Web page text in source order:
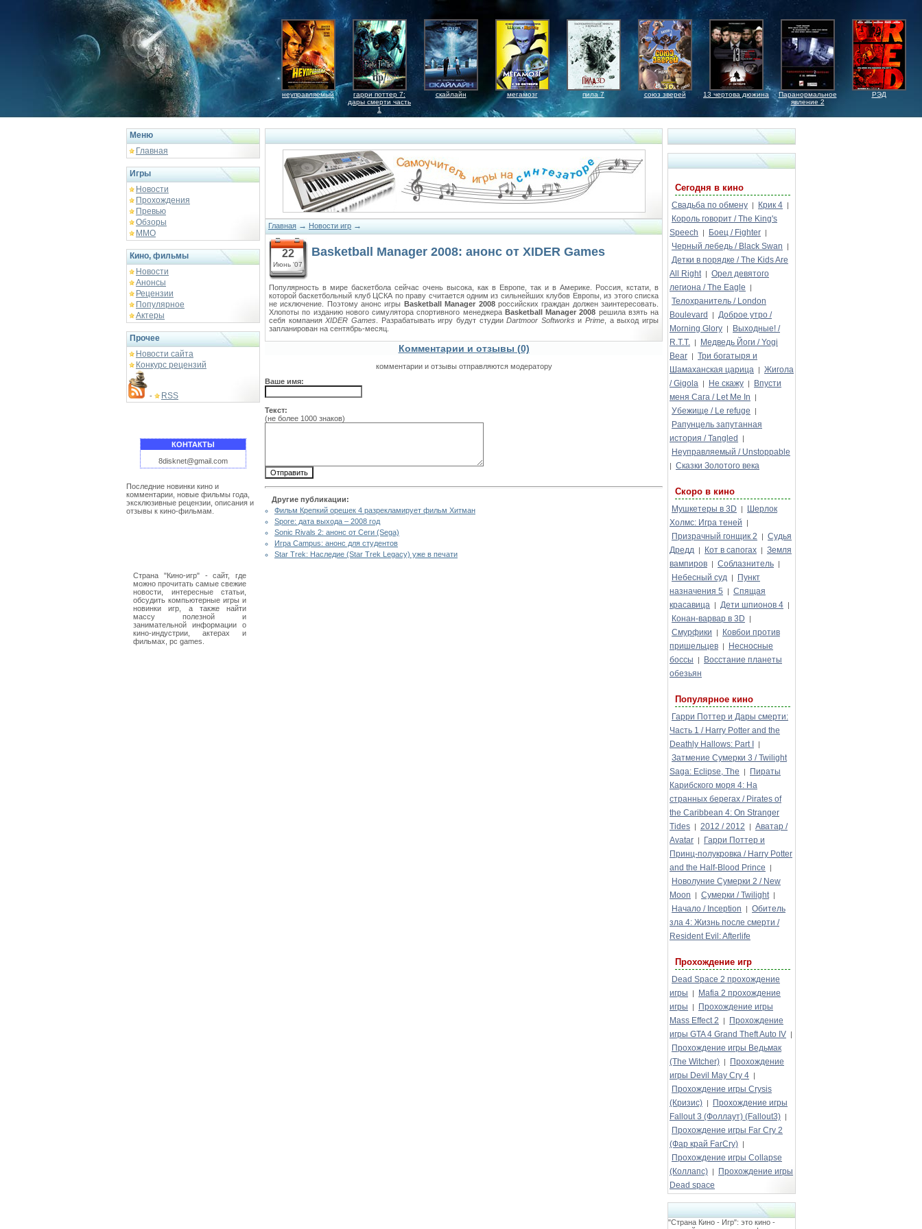
неуправляемый
гарри поттер 7:
дары смерти часть
1
скайлайн мегамозг пила 7 союз зверей 13 чертова дюжина
Паранормальное
явление 2
РЭД
Меню
Главная
Игры
Новости
Прохождения
Превью
Обзоры
ММО
Кино, фильмы
Новости
Анонсы
Рецензии
Популярное
Актеры
Прочее
Новости сайта
Конкурс рецензий
- RSS
КОНТАКТЫ
8disknet@gmail.com
Последние новинки кино и
комментарии, новые фильмы года,
эксклюзивные рецензии, описания и
отзывы к кино-фильмам.
Страна "Кино-игр" - сайт, где
можно прочитать самые свежие
новости, интересные статьи,
обсудить компьютерные игры и
новинки игр, а также найти
массу полезной и
занимательной информации о
кино-индустрии, актерах и
фильмах, pc games.
Главная → Новости игр →
22
Июнь '07
Basketball Manager 2008: анонс от XIDER Games
Популярность в мире баскетбола сейчас очень высока, как в Европе, так и в Америке. Россия, кстати, в
которой баскетбольный клуб ЦСКА по праву считается одним из сильнейших клубов Европы, из этого списка
не исключение. Поэтому анонс игры Basketball Manager 2008российских граждан должен заинтересовать.
Хлопоты по изданию нового симулятора спортивного менеджера Basketball Manager 2008 решила взять на
себя компания XIDER Games. Разрабатывать игру будут студииDartmoor SoftworksиPrime , а выход игры
запланирован на сентябрь-месяц.
Комментарии и отзывы (0)
комментарии и отзывы отправляются модератору
Ваше имя:
Текст:
(не более 1000 знаков)
Другие публикации:
Фильм Крепкий орешек 4 разрекламирует фильм Хитман
Spore: дата выхода – 2008 год
Sonic Rivals 2: анонс от Сеги (Sega)
Игра Campus: анонс для студентов
Star Trek: Наследие (Star Trek Legacy) уже в печати
Сегодня в кино
Свадьба по обмену | Крик 4 |
Король говорит / The King's
Speech
| Боец / Fighter |
Черный лебедь / Black Swan |
Детки в порядке / The Kids Are
All Right | Орел девятого
легиона / The Eagle
|
Телохранитель / London
Boulevard
| Доброе утро /
Morning Glory |
Выходные! /
R.T.T. |
Медведь Йоги / Yogi
Bear | Три богатыря и
Шамаханская царица | Жигола
/ Gigola | Не скажу |
Впусти
меня Сага / Let Me In
|
Убежище / Le refuge |
Рапунцель запутанная
история / Tangled
|
Неуправляемый / Unstoppable
| Сказки Золотого века
Скоро в кино
Мушкетеры в 3D |
Шерлок
Холмс: Игра теней
|
Призрачный гонщик 2 | Судья
Дредд | Кот в сапогах | Земля
вампиров | Соблазнитель |
Небесный суд |
Пункт
назначения 5
| Спящая
красавица | Дети шпионов 4 |
Конан-варвар в 3D |
Смурфики |
Ковбои против
пришельцев |
Несносные
боссы
|
Восстание планеты
обезьян
Популярное кино
Гарри Поттер и Дары смерти:
Часть 1 / Harry Potter and the
Deathly Hallows: Part I
|
Затмение Сумерки 3 / Twilight
Saga: Eclipse, The
|
Пираты
Карибского моря 4: На
странных берегах / Pirates of
the Caribbean 4: On Stranger
Tides | 2012 / 2012 | Аватар /
Avatar |
Гарри Поттер и
Принц-полукровка / Harry Potter
and the Half-Blood Prince
|
Новолуние Сумерки 2 / New
Moon
| Сумерки / Twilight |
Начало / Inception | Обитель
зла 4: Жизнь после смерти /
Resident Evil: Afterlife
Прохождение игр
Dead Space 2 прохождение
игры
|
Mafia 2 прохождение
игры
|
Прохождение игры
Mass Effect 2
|
Прохождение
игры GTA 4 Grand Theft Auto IV |
Прохождение игры Ведьмак
(The Witcher) |
Прохождение
игры Devil May Cry 4 |
Прохождение игры Crysis
(Кризис) |
Прохождение игры
Fallout 3 (Фоллаут) (Fallout3) |
Прохождение игры Far Cry 2
(Фар край FarCry) |
Прохождение игры Collapse
(Коллапс) |
Прохождение игры
Dead space
"Страна Кино - Игр": это кино -